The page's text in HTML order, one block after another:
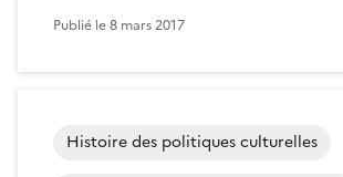
Publié le8 mars 2017
Histoire des politiques culturelles